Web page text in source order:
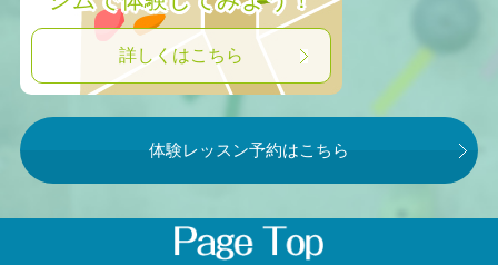
詳しくはこちら
体験レッスン予約はこちら